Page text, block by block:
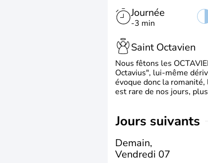
Journée
-3 min
Saint Octavien
Nous fêtons les
Octavius", lui-même
évoque donc la
est rare de nos jours,
jours suivants
Demain,
Vendredi 07